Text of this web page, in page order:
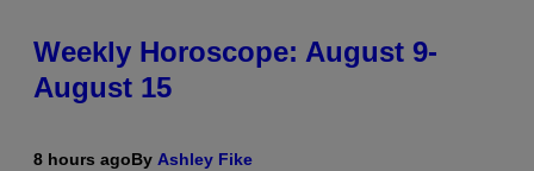
Weekly Horoscope: August 9-
August 15
8 hours agoBy Ashley Fike